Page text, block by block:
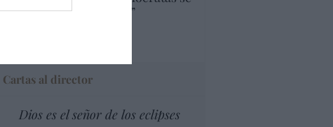
define como “socialista”
Cartas al director
Dios es el señor de los eclipses